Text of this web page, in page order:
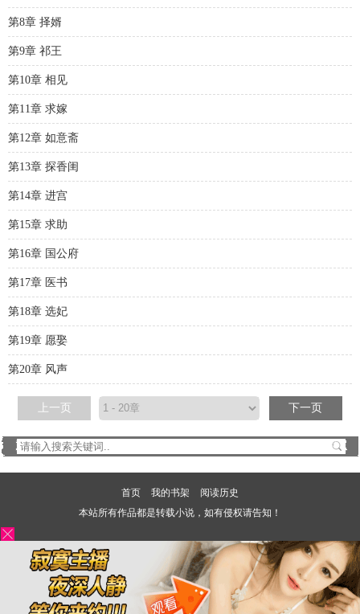
第8章 择婿
第9章 祁王
第10章 相见
第11章 求嫁
第12章 如意斋
第13章 探香闺
第14章 进宫
第15章 求助
第16章 国公府
第17章 医书
第18章 选妃
第19章 愿娶
第20章 风声
上一页 下一页
首页 我的书架
阅读历史
本站所有作品都是转载小说，如有侵权请告知！